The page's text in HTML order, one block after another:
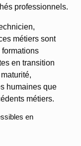
professionnels.
métiers sont
en transition
humaines que
métiers.
en